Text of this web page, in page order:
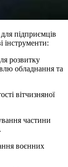
підприємців
інструменти:
розвитку
обладнання та
вітчизняної
частини
воєнних